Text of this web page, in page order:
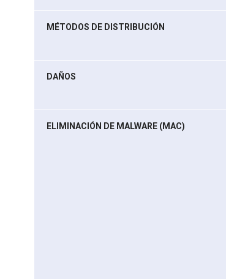
MÉTODOS DE DISTRIBUCIÓN
DAÑOS
ELIMINACIÓN DE MALWARE (MAC)